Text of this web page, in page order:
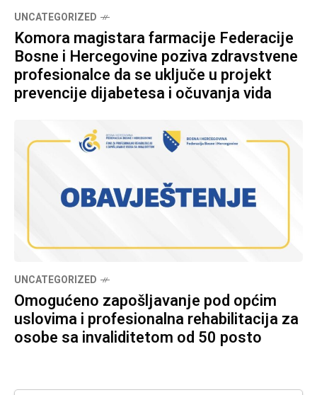
UNCATEGORIZED
Komora magistara farmacije Federacije
Bosne i Hercegovine poziva zdravstvene
profesionalce da se uključe u projekt
prevencije dijabetesa i očuvanja vida
UNCATEGORIZED
Omogućeno zapošljavanje pod općim
uslovima i profesionalna rehabilitacija za
osobe sa invaliditetom od 50 posto